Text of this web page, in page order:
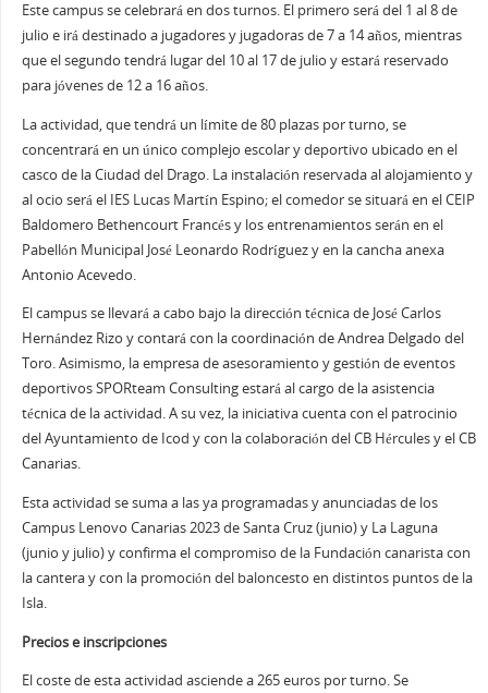
Este campus se celebrará en dos turnos. El primero será del 1 al 8 de
julio e irá destinado a jugadores y jugadoras de 7 a 14 años, mientras
que el segundo tendrá lugar del 10 al 17 de julio y estará reservado
para jóvenes de 12 a 16 años.
La actividad, que tendrá un límite de 80 plazas por turno, se
concentrará en un único complejo escolar y deportivo ubicado en el
casco de la Ciudad del Drago. La instalación reservada al alojamiento y
al ocio será el IES Lucas Martín Espino; el comedor se situará en el CEIP
Baldomero Bethencourt Francés y los entrenamientos serán en el
Pabellón Municipal José Leonardo Rodríguez y en la cancha anexa
Antonio Acevedo.
El campus se llevará a cabo bajo la dirección técnica de José Carlos
Hernández Rizo y contará con la coordinación de Andrea Delgado del
Toro. Asimismo, la empresa de asesoramiento y gestión de eventos
deportivos SPORteam Consulting estará al cargo de la asistencia
técnica de la actividad. A su vez, la iniciativa cuenta con el patrocinio
del Ayuntamiento de Icod y con la colaboración del CB Hércules y el CB
Canarias.
Esta actividad se suma a las ya programadas y anunciadas de los
Campus Lenovo Canarias 2023 de Santa Cruz (junio) y La Laguna
(junio y julio) y confirma el compromiso de la Fundación canarista con
la cantera y con la promoción del baloncesto en distintos puntos de la
Isla.
Precios e inscripciones
El coste de esta actividad asciende a 265 euros por turno. Se